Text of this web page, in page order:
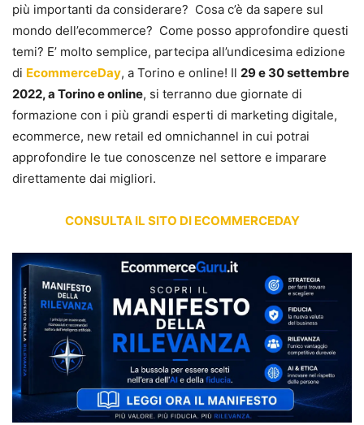
più importanti da considerare? Cosa c’è da sapere sul
mondo dell’ecommerce? Come posso approfondire questi
temi? E’ molto semplice, partecipa all’undicesima edizione
di EcommerceDay, a Torino e online! Il 29 e 30 settembre
2022, a Torino e online, si terranno due giornate di
formazione con i più grandi esperti di marketing digitale,
ecommerce, new retail ed omnichannel in cui potrai
approfondire le tue conoscenze nel settore e imparare
direttamente dai migliori.
CONSULTA IL SITO DI ECOMMERCEDAY